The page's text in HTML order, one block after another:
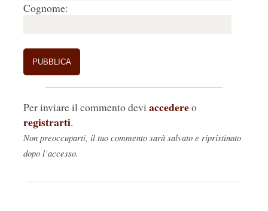
Cognome:
Per inviare il commento devi accedereo
registrarti.
Non preoccuparti, il tuo commento sarà salvato e ripristinato
dopo l’accesso.